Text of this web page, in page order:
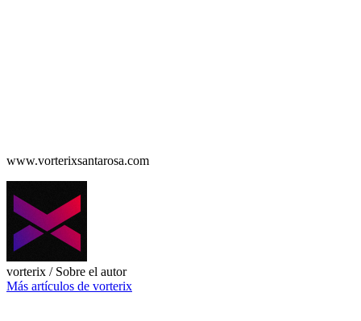
www.vorterixsantarosa.com
vorterix / Sobre el autor
Más artículos de vorterix